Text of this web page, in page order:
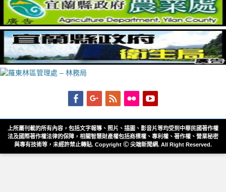
FacebookGoogleplus
Feed Flickr
上所屬刊載的所有內容，包括文字報導、照片、插圖、影音片等均受到中華民國著作權
法及國際著作權法律的保障，相關智慧財產權包括商標權、專利權、著作權、營業秘密
與專有技術等，未經許禁止轉貼. Copyright Ⓒ 尖端新聞網. All Right Reserved.